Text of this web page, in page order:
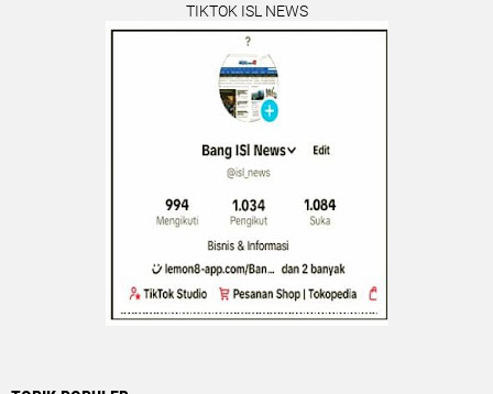
TIKTOK ISL NEWS